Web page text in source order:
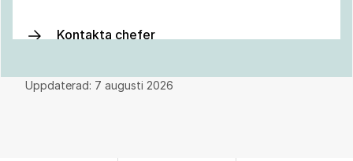
Kontakta chefer
Uppdaterad: 7 augusti 2026